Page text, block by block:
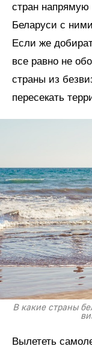
стран напрямую
Беларуси с
Если же
все равно не
страны из
пересекать
В какие страны
Вылететь